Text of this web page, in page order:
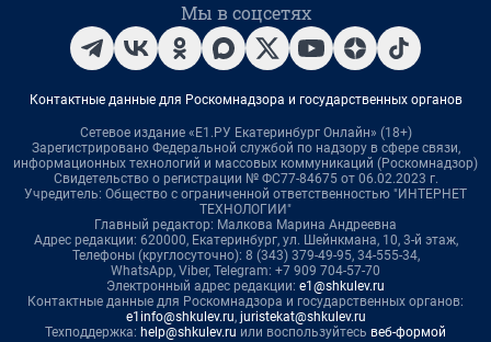
Мы в соцсетях
Контактные данные для Роскомнадзора и государственных органов
Сетевое издание «Е1.РУ Екатеринбург Онлайн» (18+)
Зарегистрировано Федеральной службой по надзору в сфере связи,
информационных технологий и массовых коммуникаций (Роскомнадзор)
Свидетельство о регистрации № ФС77-84675 от 06.02.2023 г.
Учредитель: Общество с ограниченной ответственностью "ИНТЕРНЕТ
ТЕХНОЛОГИИ"
Главный редактор: Малкова Марина Андреевна
Адрес редакции: 620000, Екатеринбург, ул. Шейнкмана, 10, 3-й этаж,
Телефоны (круглосуточно): 8 (343) 379-49-95, 34-555-34,
WhatsApp, Viber, Telegram: +7 909 704-57-70
Электронный адрес редакции: e1@shkulev.ru
Контактные данные для Роскомнадзора и государственных органов:
e1info@shkulev.ru, juristekat@shkulev.ru
Техподдержка: help@shkulev.ru или воспользуйтесь веб-формой